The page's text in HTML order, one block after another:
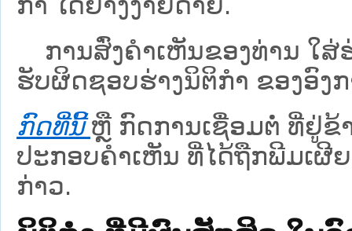
ການສົ່ງຄໍາເຫັນຂອງທ່ານ ໃສ່
ຮັບຜິດຊອບຮ່າງນິຕິກຳ ຂອງອົງ
ກົດທີ່ນີ້ ຫຼື ກົດການເຊື່ອມຕໍ່ ທີ່ຢູ່ຂ້
ປະກອບຄຳເຫັນ ທີ່ໄດ້ຖືກພີມເຜີ
ກ່າວ.